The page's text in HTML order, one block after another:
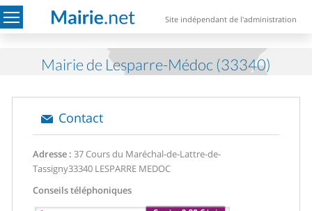
Site indépendant de l'administration
Mairie de Lesparre-Médoc (33340)
Contact
Adresse : 37 Cours du Maréchal-de-Lattre-de-
Tassigny33340 LESPARRE MEDOC
Conseils téléphoniques